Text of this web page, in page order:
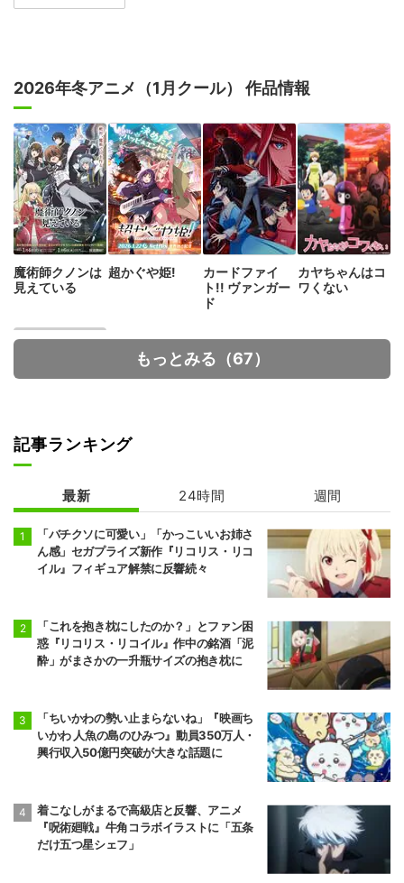
2026年冬アニメ（1月クール） 作品情報
魔術師クノンは
見えている
超かぐや姫!
カードファイ
ト!! ヴァンガー
ド
カヤちゃんはコ
ワくない
もっとみる（67）
記事ランキング
最新 24時間 週間
「バチクソに可愛い」「かっこいいお姉さ
ん感」セガプライズ新作『リコリス・リコ
イル』フィギュア解禁に反響続々
「これを抱き枕にしたのか？」とファン困
惑『リコリス・リコイル』作中の銘酒「泥
酔」がまさかの一升瓶サイズの抱き枕に
「ちいかわの勢い止まらないね」『映画ち
いかわ 人魚の島のひみつ』動員350万人・
興行収入50億円突破が大きな話題に
着こなしがまるで高級店と反響、アニメ
『呪術廻戦』牛角コラボイラストに「五条
だけ五つ星シェフ」